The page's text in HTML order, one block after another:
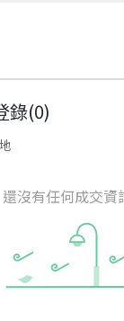
錄(0)
還沒有任何成交資